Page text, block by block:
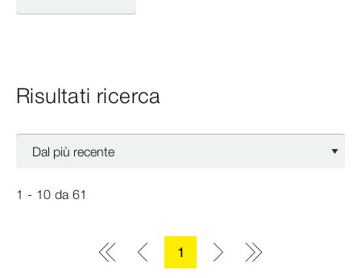
Risultati ricerca
1 - 10 da61
1